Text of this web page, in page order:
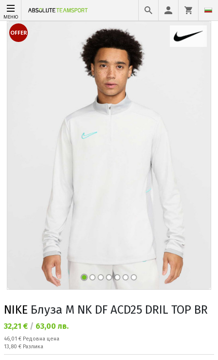
МЕНЮ
OFFER
NIKE Блуза M NK DF ACD25 DRIL TOP BR
Текуща цена:
32,21 € / 63,00 лв.
Редовна цена:
46,01 € Редовна цена
Спестявате:
13,80 € Разлика